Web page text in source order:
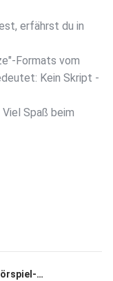
erfährst du in
Formats vom
Kein Skript -
Spaß beim
Episode 156: Meine aktuellen Hörspiel-Empfehlungen